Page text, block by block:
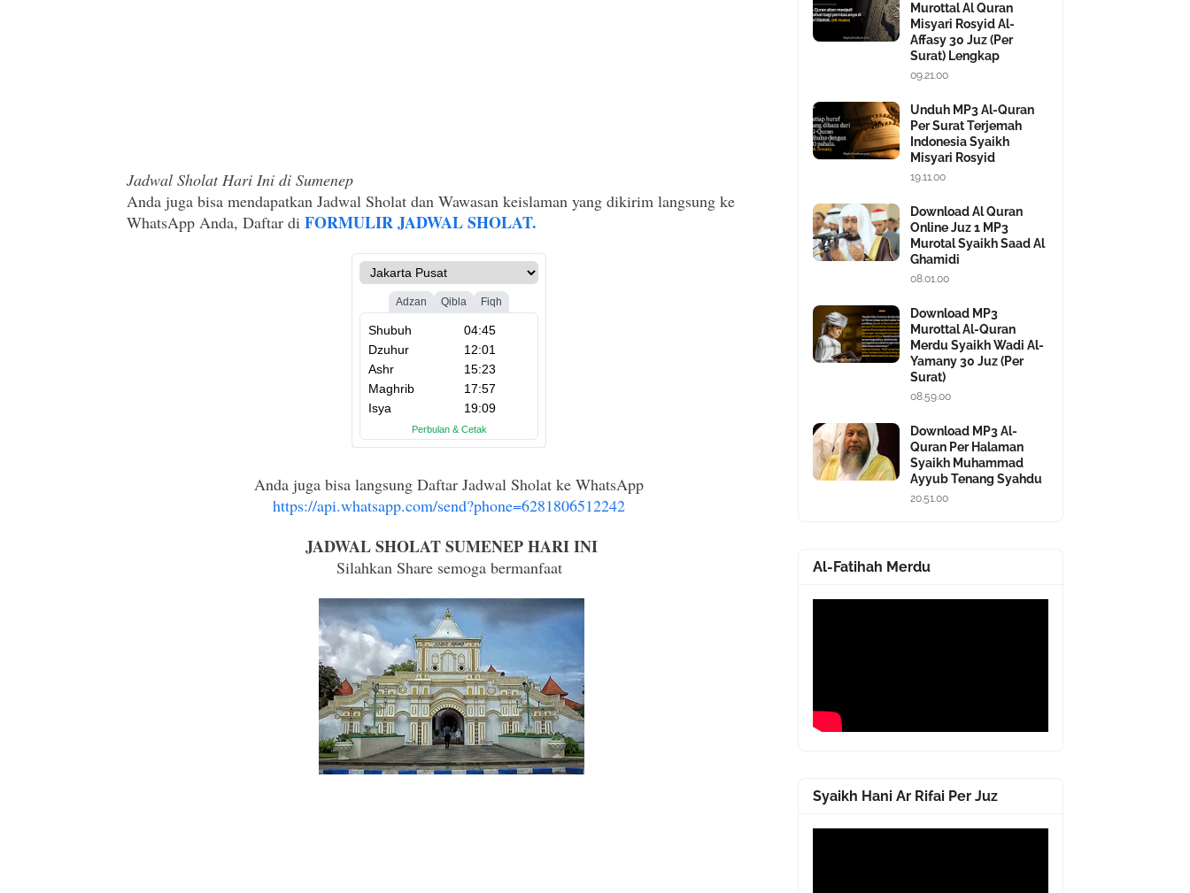
Jadwal Sholat Hari Ini di Sumenep
Anda juga bisa mendapatkan Jadwal Sholat dan Wawasan keislaman yang dikirim langsung ke
WhatsApp Anda, Daftar di FORMULIR JADWAL SHOLAT.
Anda juga bisa langsung Daftar Jadwal Sholat ke WhatsApp
https://api.whatsapp.com/send?phone=6281806512242
JADWAL SHOLAT SUMENEP HARI INI
Silahkan Share semoga bermanfaat
Murottal Al Quran
Misyari Rosyid Al-
Affasy 30 Juz (Per
Surat) Lengkap
09.21.00
Unduh MP3 Al-Quran
Per Surat Terjemah
Indonesia Syaikh
Misyari Rosyid
19.11.00
Download Al Quran
Online Juz 1 MP3
Murotal Syaikh Saad Al
Ghamidi
08.01.00
Download MP3
Murottal Al-Quran
Merdu Syaikh Wadi Al-
Yamany 30 Juz (Per
Surat)
08.59.00
Download MP3 Al-
Quran Per Halaman
Syaikh Muhammad
Ayyub Tenang Syahdu
20.51.00
Al-Fatihah Merdu
Syaikh Hani Ar Rifai Per Juz